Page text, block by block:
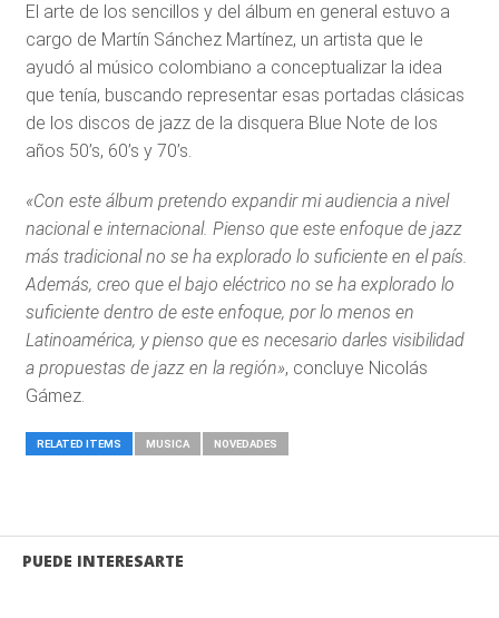
El arte de los sencillos y del álbum en general estuvo a
cargo de Martín Sánchez Martínez, un artista que le
ayudó al músico colombiano a conceptualizar la idea
que tenía, buscando representar esas portadas clásicas
de los discos de jazz de la disquera Blue Note de los
años 50’s, 60’s y 70’s.
«Con este álbum pretendo expandir mi audiencia a nivel
nacional e internacional. Pienso que este enfoque de jazz
más tradicional no se ha explorado lo suficiente en el país.
Además, creo que el bajo eléctrico no se ha explorado lo
suficiente dentro de este enfoque, por lo menos en
Latinoamérica, y pienso que es necesario darles visibilidad
a propuestas de jazz en la región», concluye Nicolás
Gámez.
RELATED ITEMS MUSICA NOVEDADES
PUEDE INTERESARTE